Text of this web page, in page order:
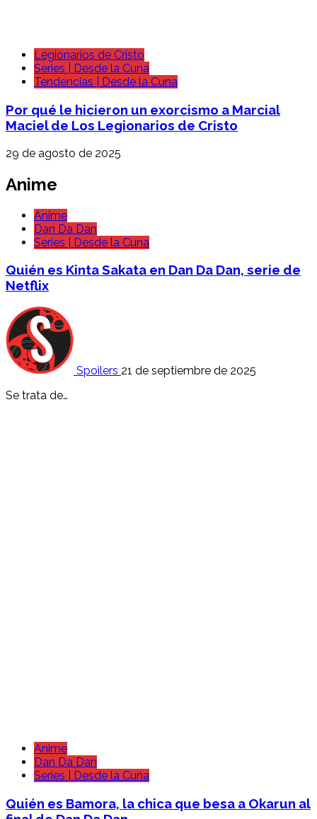
Legionarios de Cristo
Series | Desde la Cuna
Tendencias | Desde la Cuna
Por qué le hicieron un exorcismo a Marcial
Maciel de Los Legionarios de Cristo
29 de agosto de 2025
Anime
Anime
Dan Da Dan
Series | Desde la Cuna
Quién es Kinta Sakata en Dan Da Dan, serie de
Netflix
Spoilers 21 de septiembre de 2025
Se trata de…
Anime
Dan Da Dan
Series | Desde la Cuna
Quién es Bamora, la chica que besa a Okarun al